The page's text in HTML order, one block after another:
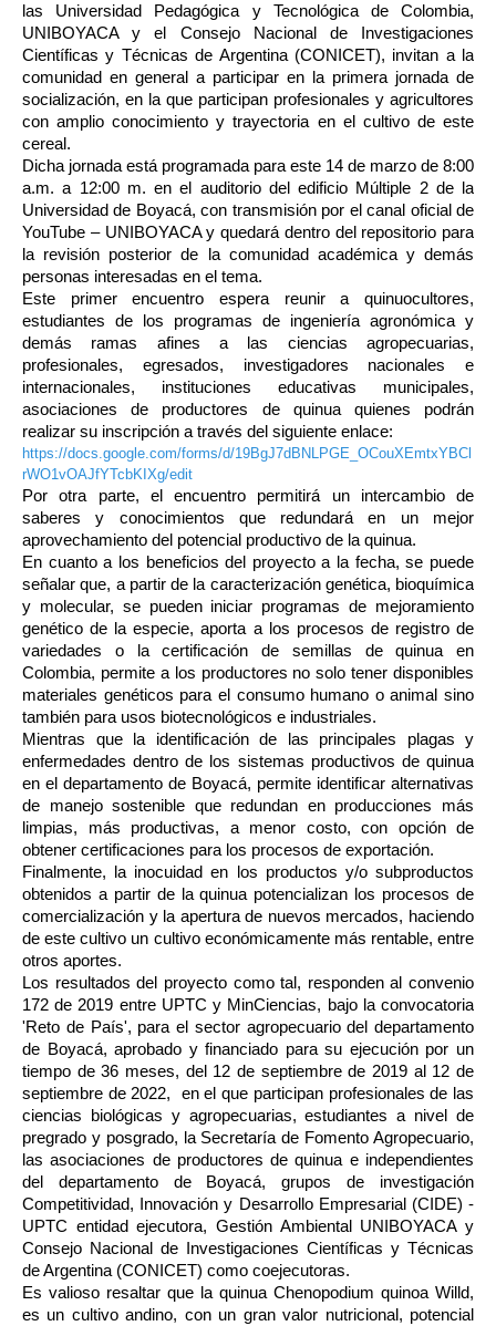
las Universidad Pedagógica y Tecnológica de Colombia,
UNIBOYACA y el Consejo Nacional de Investigaciones
Científicas y Técnicas de Argentina (CONICET), invitan a la
comunidad en general a participar en la primera jornada de
socialización, en la que participan profesionales y agricultores
con amplio conocimiento y trayectoria en el cultivo de este
cereal.
Dicha jornada está programada para este 14 de marzo de 8:00
a.m. a 12:00 m. en el auditorio del edificio Múltiple 2 de la
Universidad de Boyacá, con transmisión por el canal oficial de
YouTube – UNIBOYACA y quedará dentro del repositorio para
la revisión posterior de la comunidad académica y demás
personas interesadas en el tema.
Este primer encuentro espera reunir a quinuocultores,
estudiantes de los programas de ingeniería agronómica y
demás ramas afines a las ciencias agropecuarias,
profesionales, egresados, investigadores nacionales e
internacionales, instituciones educativas municipales,
asociaciones de productores de quinua quienes podrán
realizar su inscripción a través del siguiente enlace:
https://docs.google.com/forms/d/19BgJ7dBNLPGE_OCouXEmtxYBCl
rWO1vOAJfYTcbKIXg/edit
Por otra parte, el encuentro permitirá un intercambio de
saberes y conocimientos que redundará en un mejor
aprovechamiento del potencial productivo de la quinua.
En cuanto a los beneficios del proyecto a la fecha, se puede
señalar que, a partir de la caracterización genética, bioquímica
y molecular, se pueden iniciar programas de mejoramiento
genético de la especie, aporta a los procesos de registro de
variedades o la certificación de semillas de quinua en
Colombia, permite a los productores no solo tener disponibles
materiales genéticos para el consumo humano o animal sino
también para usos biotecnológicos e industriales.
Mientras que la identificación de las principales plagas y
enfermedades dentro de los sistemas productivos de quinua
en el departamento de Boyacá, permite identificar alternativas
de manejo sostenible que redundan en producciones más
limpias, más productivas, a menor costo, con opción de
obtener certificaciones para los procesos de exportación.
Finalmente, la inocuidad en los productos y/o subproductos
obtenidos a partir de la quinua potencializan los procesos de
comercialización y la apertura de nuevos mercados, haciendo
de este cultivo un cultivo económicamente más rentable, entre
otros aportes.
Los resultados del proyecto como tal, responden al convenio
172 de 2019 entre UPTC y MinCiencias, bajo la convocatoria
'Reto de País', para el sector agropecuario del departamento
de Boyacá, aprobado y financiado para su ejecución por un
tiempo de 36 meses, del 12 de septiembre de 2019 al 12 de
septiembre de 2022, en el que participan profesionales de las
ciencias biológicas y agropecuarias, estudiantes a nivel de
pregrado y posgrado, la Secretaría de Fomento Agropecuario,
las asociaciones de productores de quinua e independientes
del departamento de Boyacá, grupos de investigación
Competitividad, Innovación y Desarrollo Empresarial (CIDE) -
UPTC entidad ejecutora, Gestión Ambiental UNIBOYACA y
Consejo Nacional de Investigaciones Científicas y Técnicas
de Argentina (CONICET) como coejecutoras.
Es valioso resaltar que la quinua Chenopodium quinoa Willd,
es un cultivo andino, con un gran valor nutricional, potencial